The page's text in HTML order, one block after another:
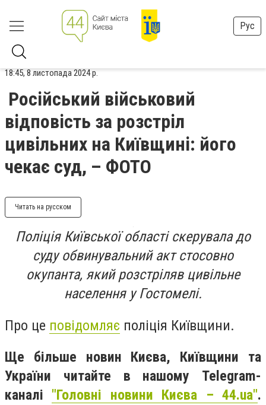
Рус
18:45, 8 листопада 2024 р.
Російський військовий
відповість за розстріл
цивільних на Київщині: його
чекає суд, – ФОТО
Читать на русском
Поліція Київської області скерувала до
суду обвинувальний акт стосовно
окупанта, який розстріляв цивільне
населення у Гостомелі.
Про це повідомляє поліція Київщини.
Ще більше новин Києва, Київщини та
України читайте в нашому Telegram-
каналі "Головні новини Києва – 44.ua".